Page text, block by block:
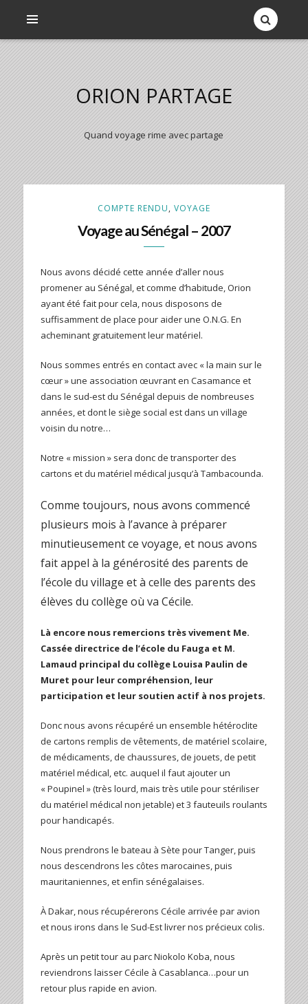
ORION PARTAGE
Quand voyage rime avec partage
COMPTE RENDU, VOYAGE
Voyage au Sénégal – 2007
Nous avons décidé cette année d’aller nous
promener au Sénégal, et comme d’habitude, Orion
ayant été fait pour cela, nous disposons de
suffisamment de place pour aider une O.N.G. En
acheminant gratuitement leur matériel.
Nous sommes entrés en contact avec « la main sur le
cœur » une association œuvrant en Casamance et
dans le sud-est du Sénégal depuis de nombreuses
années, et dont le siège social est dans un village
voisin du notre…
Notre « mission » sera donc de transporter des
cartons et du matériel médical jusqu’à Tambacounda.
Comme toujours, nous avons commencé
plusieurs mois à l’avance à préparer
minutieusement ce voyage, et nous avons
fait appel à la générosité des parents de
l’école du village et à celle des parents des
élèves du collège où va Cécile.
Là encore nous remercions très vivement Me.
Cassée directrice de l’école du Fauga et M.
Lamaud principal du collège Louisa Paulin de
Muret pour leur compréhension, leur
participation et leur soutien actif à nos projets.
Donc nous avons récupéré un ensemble hétéroclite
de cartons remplis de vêtements, de matériel scolaire,
de médicaments, de chaussures, de jouets, de petit
matériel médical, etc. auquel il faut ajouter un
« Poupinel » (très lourd, mais très utile pour stériliser
du matériel médical non jetable) et 3 fauteuils roulants
pour handicapés.
Nous prendrons le bateau à Sète pour Tanger, puis
nous descendrons les côtes marocaines, puis
mauritaniennes, et enfin sénégalaises.
À Dakar, nous récupérerons Cécile arrivée par avion
et nous irons dans le Sud-Est livrer nos précieux colis.
Après un petit tour au parc Niokolo Koba, nous
reviendrons laisser Cécile à Casablanca…pour un
retour plus rapide en avion.